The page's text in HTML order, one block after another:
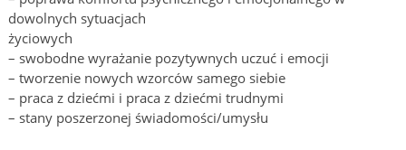
dowolnych sytuacjach
życiowych
– swobodne wyrażanie pozytywnych uczuć i emocji
– tworzenie nowych wzorców samego siebie
– praca z dziećmi i praca z dziećmi trudnymi
– stany poszerzonej świadomości/umysłu